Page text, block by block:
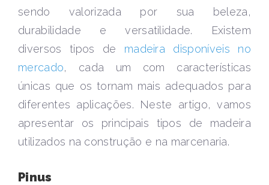
sendo valorizada por sua beleza,
durabilidade e versatilidade. Existem
diversos tipos de madeira disponíveis no
mercado, cada um com características
únicas que os tornam mais adequados para
diferentes aplicações. Neste artigo, vamos
apresentar os principais tipos de madeira
utilizados na construção e na marcenaria.
Pinus